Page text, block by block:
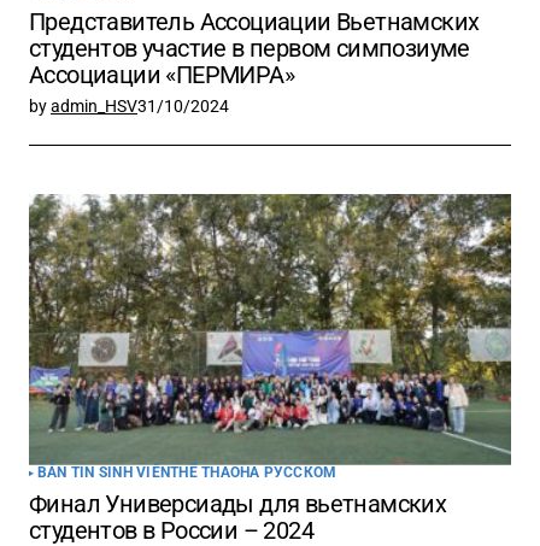
Представитель Ассоциации Вьетнамских
студентов участие в первом симпозиуме
Ассоциации «ПЕРМИРА»
byadmin_HSV31/10/2024
BẢN TIN SINH VIÊNTHỂ THAOНА РУССКОМ
Финал Универсиады для вьетнамских
студентов в России – 2024